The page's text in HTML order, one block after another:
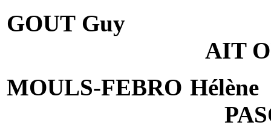
GOUT Guy
AIT
MOULS-FEBRO Hélène